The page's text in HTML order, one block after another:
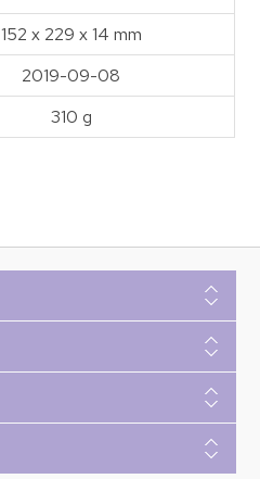
152 x 229 x 14 mm
2019-09-08
310 g